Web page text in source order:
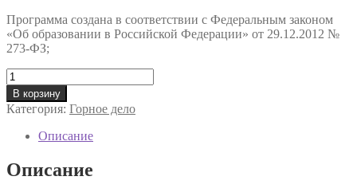
Программа создана в соответствии с Федеральным законом
«Об образовании в Российской Федерации» от 29.12.2012 №
273-ФЗ;
Количество
товара
Профессиональная
переподготовка
«Горно-
металлургическое
оборудование»
В корзину
Категория: Горное дело
Описание
Описание